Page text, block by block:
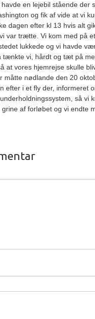
en lejebil stående der
og fik af vide at vi
dagen efter kl 13 hvis alt
var trætte. Vi kom med på
lukkede og vi havde
tænkte vi, hårdt og tæt på
at vores hjemrejse skulle
måtte nødlande den 20
efter i et fly der, informeret
så vi
af forløbet og vi endte